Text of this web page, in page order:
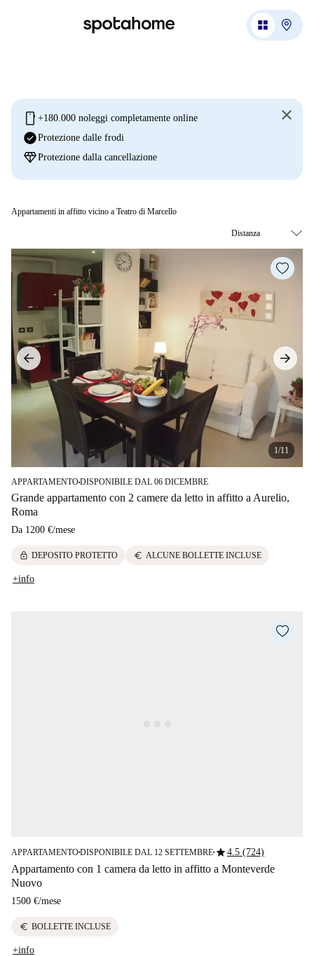
mobile +180.000 noleggi completamente online
check_circleProtezione dalle frodi
diamondProtezione dalla cancellazione
Appartamenti in affitto vicino a Teatro di Marcello
1/11
APPARTAMENTO■DISPONIBILE DAL 06 DICEMBRE
Grande appartamento con 2 camere da letto in affitto a Aurelio,
Roma
Da 1200 €/mese
lock DEPOSITO PROTETTO euro ALCUNE BOLLETTE INCLUSE
+info
APPARTAMENTO■DISPONIBILE DAL 12 SETTEMBRE■star4.5 (724)
Appartamento con 1 camera da letto in affitto a Monteverde
Nuovo
1500 €/mese
euro BOLLETTE INCLUSE
+info